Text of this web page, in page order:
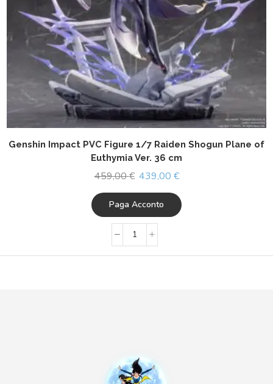
Genshin Impact PVC Figure 1/7 Raiden Shogun Plane of
Euthymia Ver. 36 cm
459,00€ 439,00 €
Paga Acconto